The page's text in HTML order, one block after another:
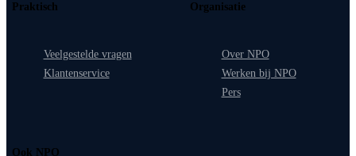
Praktisch
Veelgestelde vragen
Klantenservice
Organisatie
Over NPO
Werken bij NPO
Pers
Ook NPO